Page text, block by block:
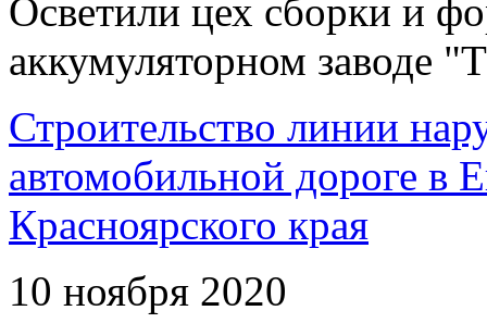
Осветили цех сборки и
аккумуляторном заводе
Строительство линии
автомобильной дороге в
Красноярского края
10 ноября 2020